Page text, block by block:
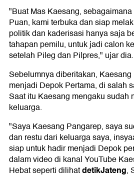
"Buat Mas Kaesang,
Puan, kami terbuka dan siap
politik dan kaderisasi hanya saja
tahapan pemilu, untuk jadi calon
setelah Pileg dan Pilpres," ujar dia.
Sebelumnya diberitakan,
menjadi Depok Pertama, di salah
Saat itu Kaesang mengaku sudah
keluarga.
"Saya Kaesang Pangarep, saya
dan restu dari keluarga saya,
siap untuk hadir menjadi Depok
dalam video di kanal YouTube
Hebat seperti dilihatdetikJateng,